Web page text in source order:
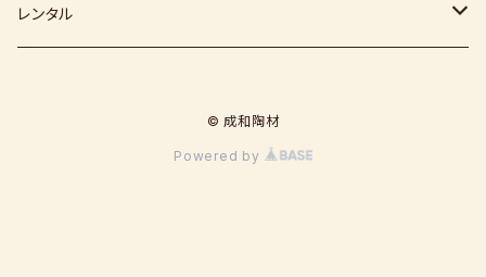
灰
恵水窯
七隈粘土
電気窯
電動ろくろ
小道具
レンタル
© 成和陶材
Powered by